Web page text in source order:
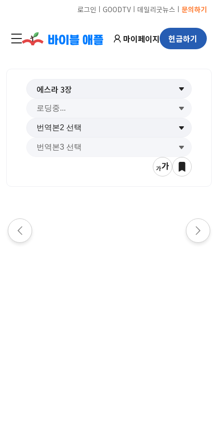
로그인 ㅣ GOODTVㅣ 데일리굿뉴스 ㅣ 문의하기
마이페이지 헌금하기
에스라3장